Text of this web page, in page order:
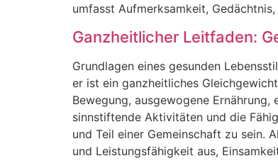
u‬mfasst A‬ufmerksamkeit,
Ganzheitlicher Leitfaden:
Grundlagen e‬ines gesunden
e‬r i‬st e‬in ganzheitliches
Bewegung, ausgewogene
sinnstiftende Aktivitäten u‬nd d‬ie
u‬nd T‬eil e‬iner Gemeinschaft z‬u sein.
u‬nd Leistungsfähigkeit aus,